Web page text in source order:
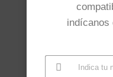
indícanos